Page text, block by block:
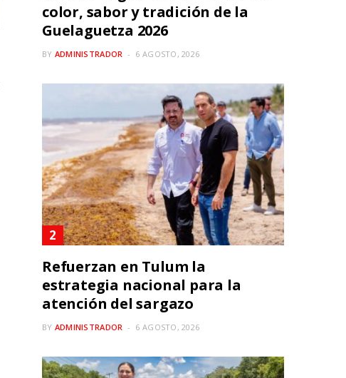
color, sabor y tradición de la
Guelaguetza 2026
BY ADMINISTRADOR 6 AGOSTO, 2026
Refuerzan en Tulum la
estrategia nacional para la
atención del sargazo
BY ADMINISTRADOR 6 AGOSTO, 2026